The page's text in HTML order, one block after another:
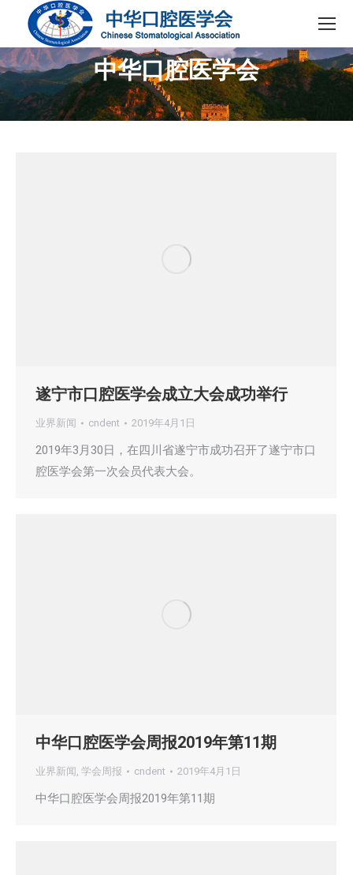
中华口腔医学会
您在这里：
遂宁市口腔医学会成立大会成功举行
业界新闻 cndent 2019年4月1日
2019年3月30日，在四川省遂宁市成功召开了遂宁市口
腔医学会第一次会员代表大会。
中华口腔医学会周报2019年第11期
业界新闻 , 学会周报 cndent 2019年4月1日
中华口腔医学会周报2019年第11期